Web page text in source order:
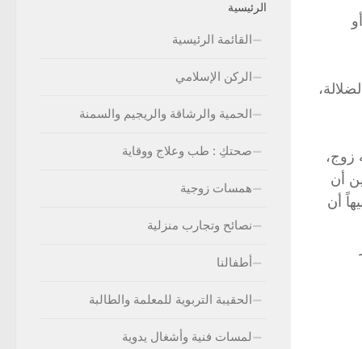
زوج،
أن
أن
الرئيسية
القائمة الرئيسية
الركن الإسلامي
الحمية والرشاقة والريجيم والسمنة
صحتكِ : طب وعلاج ووقاية
همسات زوجية
نصائح وتجارب منزلية
أطفالنا
الحقيبة التربوية للمعلمة والطالبة
لمسات فنية وأشغال يدوية